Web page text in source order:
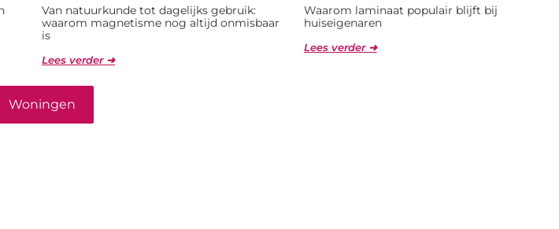
Van natuurkunde tot dagelijks gebruik:
waarom magnetisme nog altijd onmisbaar
is
Lees verder ➜
Waarom laminaat populair blijft bij
huiseigenaren
Lees verder ➜
Woningen